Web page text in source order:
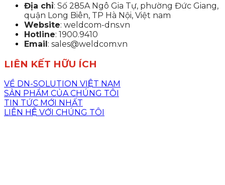
Địa chỉ: Số 285A Ngô Gia Tự, phường Đức Giang,
quận Long Biên, TP Hà Nội, Việt nam
Website: weldcom-dns.vn
Hotline: 1900.9410
Email: sales@weldcom.vn
LIÊN KẾT HỮU ÍCH
VỀ DN-SOLUTION VIỆT NAM
SẢN PHẨM CỦA CHÚNG TÔI
TIN TỨC MỚI NHẤT
LIÊN HỆ VỚI CHÚNG TÔI